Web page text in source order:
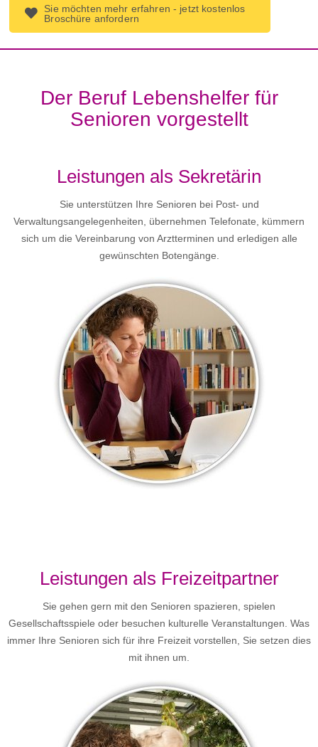
Sie möchten mehr erfahren - jetzt kostenlos
Broschüre anfordern
Der Beruf Lebenshelfer für
Senioren vorgestellt
Leistungen als Sekretärin
Sie unterstützen Ihre Senioren bei Post- und
Verwaltungsangelegenheiten, übernehmen Telefonate, kümmern
sich um die Vereinbarung von Arztterminen und erledigen alle
gewünschten Botengänge.
Leistungen als Freizeitpartner
Sie gehen gern mit den Senioren spazieren, spielen
Gesellschaftsspiele oder besuchen kulturelle Veranstaltungen. Was
immer Ihre Senioren sich für ihre Freizeit vorstellen, Sie setzen dies
mit ihnen um.